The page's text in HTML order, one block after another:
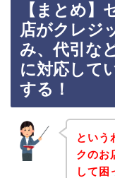
【まとめ】
店がクレジ
み、代引な
に対応して
する！
という
クのお
して困